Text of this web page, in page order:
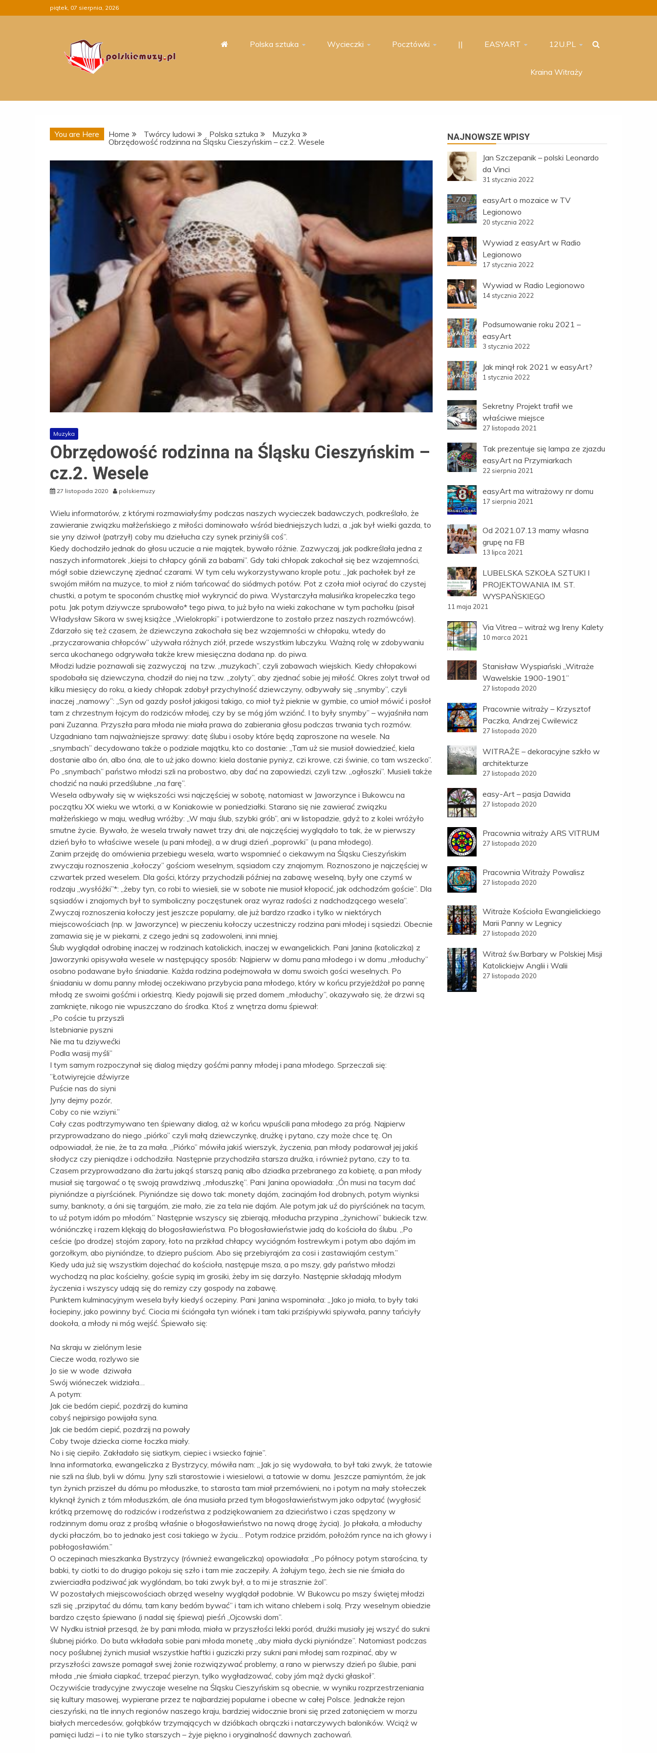
to
piątek, 07 sierpnia, 2026
Polska sztuka Wycieczki Pocztówki || EASYART 12U.PL
Kraina Witraży
You are Here Home Twórcy ludowi Polska sztuka
Muzyka
Obrzędowość rodzinna na Śląsku Cieszyńskim – cz.2. Wesele
Muzyka
Obrzędowość rodzinna na Śląsku Cieszyńskim –
cz.2. Wesele
27 listopada 2020 polskiemuzy
Wielu informatorów, z którymi rozmawiałyśmy podczas naszych wycieczek badawczych, podkreślało, że
zawieranie związku małżeńskiego z miłości dominowało wśród biedniejszych ludzi, a „jak był wielki gazda, to
sie yny dziwoł (patrzył) coby mu dziełucha czy synek prziniyśli coś”.
Kiedy dochodziło jednak do głosu uczucie a nie majątek, bywało różnie. Zazwyczaj, jak podkreślała jedna z
naszych informatorek „kiejsi to chłapcy gónili za babami”. Gdy taki chłopak zakochał się bez wzajemności,
mógł sobie dziewczynę zjednać czarami. W tym celu wykorzystywano krople potu: „Jak pachołek był ze
swojóm miłóm na muzyce, to mioł z nióm tańcować do siódmych potów. Pot z czoła mioł ociyrać do czystej
chustki, a potym te spoconóm chustkę mioł wykryncić do piwa. Wystarczyła malusińka kropeleczka tego
potu. Jak potym dziywcze sprubowało* tego piwa, to już było na wieki zakochane w tym pachołku (pisał
Władysław Sikora w swej książce „Wielokropki” i potwierdzone to zostało przez naszych rozmówców).
Zdarzało się też czasem, że dziewczyna zakochała się bez wzajemności w chłopaku, wtedy do
„przyczarowania chłopców” używała różnych ziół, przede wszystkim lubczyku. Ważną rolę w zdobywaniu
serca ukochanego odgrywała także krew miesięczna dodana np. do piwa.
Młodzi ludzie poznawali się zazwyczaj na tzw. „muzykach”, czyli zabawach wiejskich. Kiedy chłopakowi
spodobała się dziewczyna, chodził do niej na tzw. „zolyty”, aby zjednać sobie jej miłość. Okres zolyt trwał od
kilku miesięcy do roku, a kiedy chłopak zdobył przychylność dziewczyny, odbywały się „snymby”, czyli
inaczej „namowy”: „Syn od gazdy posłoł jakigosi takigo, co mioł tyż pieknie w gymbie, co umioł mówić i posłoł
tam z chrzestnym łojcym do rodziców młodej, czy by se móg jóm wziónć. I to były snymby” – wyjaśniła nam
pani Zuzanna. Przyszła para młoda nie miała prawa do zabierania głosu podczas trwania tych rozmów.
Uzgadniano tam najważniejsze sprawy: datę ślubu i osoby które będą zaproszone na wesele. Na
„snymbach” decydowano także o podziale majątku, kto co dostanie: „Tam uż sie musioł dowiedzieć, kiela
dostanie albo ón, albo óna, ale to uż jako downo: kiela dostanie pyniyz, czi krowe, czi świnie, co tam wszecko”.
Po „snymbach” państwo młodzi szli na probostwo, aby dać na zapowiedzi, czyli tzw. „ogłoszki”. Musieli także
chodzić na nauki przedślubne „na farę”.
Wesela odbywały się w większości wsi najczęściej w sobotę, natomiast w Jaworzynce i Bukowcu na
początku XX wieku we wtorki, a w Koniakowie w poniedziałki. Starano się nie zawierać związku
małżeńskiego w maju, według wróżby: „W maju ślub, szybki grób”, ani w listopadzie, gdyż to z kolei wróżyło
smutne życie. Bywało, że wesela trwały nawet trzy dni, ale najczęściej wyglądało to tak, że w pierwszy
dzień było to właściwe wesele (u pani młodej), a w drugi dzień „poprowki” (u pana młodego).
Zanim przejdę do omówienia przebiegu wesela, warto wspomnieć o ciekawym na Śląsku Cieszyńskim
zwyczaju roznoszenia „kołoczy” gościom weselnym, sąsiadom czy znajomym. Roznoszono je najczęściej w
czwartek przed weselem. Dla gości, którzy przychodzili później na zabawę weselną, były one czymś w
rodzaju „wysłóżki”*: „żeby tyn, co robi to wiesieli, sie w sobote nie musioł kłopocić, jak odchodzóm goście”. Dla
sąsiadów i znajomych był to symboliczny poczęstunek oraz wyraz radości z nadchodzącego wesela”.
Zwyczaj roznoszenia kołoczy jest jeszcze popularny, ale już bardzo rzadko i tylko w niektórych
miejscowościach (np. w Jaworzynce) w pieczeniu kołoczy uczestniczy rodzina pani młodej i sąsiedzi. Obecnie
zamawia się je w piekarni, z czego jedni są zadowoleni, inni mniej.
Ślub wyglądał odrobinę inaczej w rodzinach katolickich, inaczej w ewangelickich. Pani Janina (katoliczka) z
Jaworzynki opisywała wesele w następujący sposób: Najpierw w domu pana młodego i w domu „młoduchy”
osobno podawane było śniadanie. Każda rodzina podejmowała w domu swoich gości weselnych. Po
śniadaniu w domu panny młodej oczekiwano przybycia pana młodego, który w końcu przyjeżdżał po pannę
młodą ze swoimi gośćmi i orkiestrą. Kiedy pojawili się przed domem „młoduchy”, okazywało się, że drzwi są
zamknięte, nikogo nie wpuszczano do środka. Ktoś z wnętrza domu śpiewał:
„Po coście tu przyszli
Istebnianie pyszni
Nie ma tu dziywećki
Podla wasij myśli”
I tym samym rozpoczynał się dialog między gośćmi panny młodej i pana młodego. Sprzeczali się:
”Łotwiyrejcie dźwiyrze
Puście nas do siyni
Jyny dejmy pozór,
Coby co nie wziyni.”
Cały czas podtrzymywano ten śpiewany dialog, aż w końcu wpuścili pana młodego za próg. Najpierw
przyprowadzano do niego „piórko” czyli małą dziewczynkę, drużkę i pytano, czy może chce tę. On
odpowiadał, że nie, że ta za mała. „Piórko” mówiła jakiś wierszyk, życzenia, pan młody podarował jej jakiś
słodycz czy pieniądze i odchodziła. Następnie przychodziła starsza drużka, i również pytano, czy to ta.
Czasem przyprowadzano dla żartu jakąś starszą panią albo dziadka przebranego za kobietę, a pan młody
musiał się targować o tę swoją prawdziwą „młoduszkę”. Pani Janina opowiadała: „Ón musi na tacym dać
piynióndze a piyrściónek. Piynióndze się dowo tak: monety dajóm, zacinajóm łod drobnych, potym wiynksi
sumy, banknoty, a óni się targujóm, zie mało, zie za tela nie dajóm. Ale potym jak uź do piyrściónek na tacym,
to uź potym idóm po młodóm.” Następnie wszyscy się zbierają, młoducha przypina „żynichowi” bukiecik tzw.
wóniónczkę i razem klękają do błogosławieństwa. Po błogosławieństwie jadą do kościoła do ślubu. „Po
ceście (po drodze) stojóm zapory, łoto na przikład chłapcy wyciógnóm łostrewkym i potym abo dajóm im
gorzołkym, abo piynióndze, to dziepro puściom. Abo się przebiyrajóm za cosi i zastawiajóm cestym.”
Kiedy uda już się wszystkim dojechać do kościoła, następuje msza, a po mszy, gdy państwo młodzi
wychodzą na plac kościelny, goście sypią im grosiki, żeby im się darzyło. Następnie składają młodym
życzenia i wszyscy udają się do remizy czy gospody na zabawę.
Punktem kulminacyjnym wesela były kiedyś oczepiny. Pani Janina wspominała: „Jako jo miała, to były taki
łociepiny, jako powinny być. Ciocia mi ścióngała tyn wiónek i tam taki prziśpiywki spiywała, panny tańciyły
dookoła, a młody ni móg wejść. Śpiewało się:
Na skraju w zielónym lesie
Ciecze woda, rozlywo sie
Jo sie w wode dziwała
Swój wióneczek widziała…
A potym:
Jak cie bedóm ciepić, pozdrzij do kumina
cobyś nejpirsigo powijała syna.
Jak cie bedóm ciepić, pozdrzij na powały
Coby twoje dziecka ciorne łoczka miały.
No i się ciepiło. Zakładało się siatkym, ciepiec i wsiecko fajnie”.
Inna informatorka, ewangeliczka z Bystrzycy, mówiła nam: „Jak jo się wydowała, to był taki zwyk, że tatowie
nie szli na ślub, byli w dómu. Jyny szli starostowie i wiesielowi, a tatowie w domu. Jeszcze pamiyntóm, że jak
tyn żynich prziszeł du dómu po młoduszke, to starosta tam miał przemówieni, no i potym na mały stołeczek
klyknął żynich z tóm młoduszkóm, ale óna musiała przed tym błogosławieństwym jako odpytać (wygłosić
krótką przemowę do rodziców i rodzeństwa z podziękowaniem za dzieciństwo i czas spędzony w
rodzinnym domu oraz z prośbą właśnie o błogosławieństwo na nową drogę życia). Jo płakała, a młoduchy
dycki płaczóm, bo to jednako jest cosi takiego w życiu… Potym rodzice przidóm, położóm rynce na ich głowy i
pobłogosławióm.”
O oczepinach mieszkanka Bystrzycy (również ewangeliczka) opowiadała: „Po północy potym starościna, ty
babki, ty ciotki to do drugigo pokoju się szło i tam mie zaczepiły. A żałujym tego, żech sie nie śmiała do
zwierciadła podziwać jak wyglóndam, bo taki zwyk był, a to mi je strasznie żol”.
W pozostałych miejscowościach obrzęd weselny wyglądał podobnie. W Bukowcu po mszy świętej młodzi
szli się „przipytać du dómu, tam kany bedóm bywać” i tam ich witano chlebem i solą. Przy weselnym obiedzie
bardzo często śpiewano (i nadal się śpiewa) pieśń „Ojcowski dom”.
W Nydku istniał przesąd, że by pani młoda, miała w przyszłości lekki poród, drużki musiały jej wszyć do sukni
ślubnej piórko. Do buta wkładała sobie pani młoda monetę „aby miała dycki piynióndze”. Natomiast podczas
nocy poślubnej żynich musiał wszystkie haftki i guziczki przy sukni pani młodej sam rozpinać, aby w
przyszłości zawsze pomagał swej żonie rozwiązywać problemy, a rano w pierwszy dzień po ślubie, pani
młoda „nie śmiała ciapkać, trzepać pierzyn, tylko wygładzować, coby jóm mąż dycki głaskoł”.
Oczywiście tradycyjne zwyczaje weselne na Śląsku Cieszyńskim są obecnie, w wyniku rozprzestrzeniania
się kultury masowej, wypierane przez te najbardziej popularne i obecne w całej Polsce. Jednakże rejon
cieszyński, na tle innych regionów naszego kraju, bardziej widocznie broni się przed zatonięciem w morzu
białych mercedesów, gołąbków trzymających w dzióbkach obrączki i natarczywych baloników. Wciąż w
pamięci ludzi – i to nie tylko starszych – żyje piękno i oryginalność dawnych zachowań.
NAJNOWSZE WPISY
Jan Szczepanik – polski Leonardo
da Vinci
31 stycznia 2022
easyArt o mozaice w TV
Legionowo
20 stycznia 2022
Wywiad z easyArt w Radio
Legionowo
17 stycznia 2022
Wywiad w Radio Legionowo
14 stycznia 2022
Podsumowanie roku 2021 –
easyArt
3 stycznia 2022
Jak minął rok 2021 w easyArt?
1 stycznia 2022
Sekretny Projekt trafił we
właściwe miejsce
27 listopada 2021
Tak prezentuje się lampa ze zjazdu
easyArt na Przymiarkach
22 sierpnia 2021
easyArt ma witrażowy nr domu
17 sierpnia 2021
Od 2021.07.13 mamy własna
grupę na FB
13 lipca 2021
LUBELSKA SZKOŁA SZTUKI I
PROJEKTOWANIA IM. ST.
WYSPAŃSKIEGO
11 maja 2021
Via Vitrea – witraż wg Ireny Kalety
10 marca 2021
Stanisław Wyspiański „Witraże
Wawelskie 1900-1901”
27 listopada 2020
Pracownie witraży – Krzysztof
Paczka, Andrzej Cwilewicz
27 listopada 2020
WITRAŻE – dekoracyjne szkło w
architekturze
27 listopada 2020
easy-Art – pasja Dawida
27 listopada 2020
Pracownia witraży ARS VITRUM
27 listopada 2020
Pracownia Witraży Powalisz
27 listopada 2020
Witraże Kościoła Ewangielickiego
Marii Panny w Legnicy
27 listopada 2020
Witraż św.Barbary w Polskiej Misji
Katolickiejw Anglii i Walii
27 listopada 2020